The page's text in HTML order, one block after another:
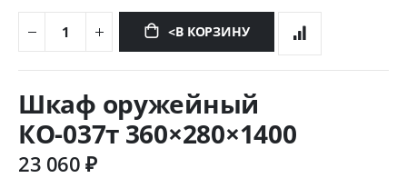
<В КОРЗИНУ
к
началу
изображений
Шкаф оружейный
КО-037т 360×280×1400
23 060 ₽